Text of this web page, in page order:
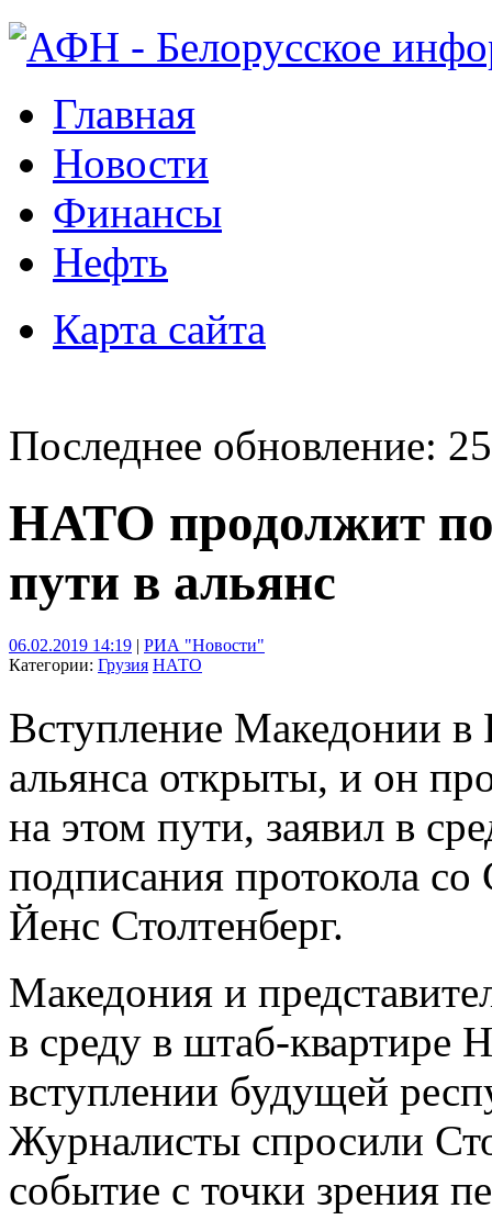
Главная
Новости
Финансы
Нефть
Карта сайта
Последнее обновление:
НАТО продолжит
пути в альянс
06.02.2019 14:19 | РИА "Новости"
Категории: Грузия НАТО
Вступление Македонии в
альянса открыты, и он
на этом пути, заявил в
подписания протокола со
Йенс Столтенберг.
Македония и
в среду в штаб-квартире
вступлении будущей
Журналисты спросили
событие с точки зрения